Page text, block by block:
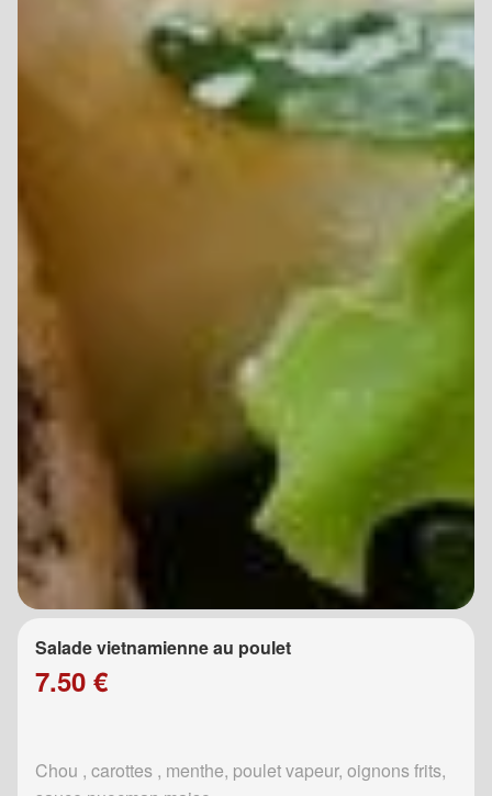
Salade vietnamienne au poulet
7.50 €
Chou , carottes , menthe, poulet vapeur, oignons frits,